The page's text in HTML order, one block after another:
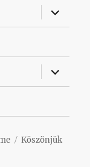
almenü
almenü
Köszönjük